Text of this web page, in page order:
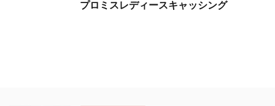
プロミスレディースキャッシング